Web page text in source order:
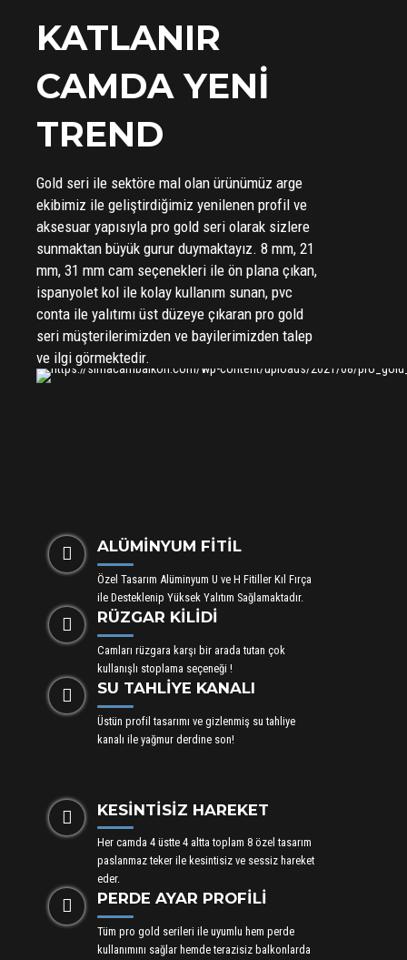
KATLANIR
CAMDA YENİ
TREND
Gold seri ile sektöre mal olan ürünümüz arge
ekibimiz ile geliştirdiğimiz yenilenen profil ve
aksesuar yapısıyla pro gold seri olarak sizlere
sunmaktan büyük gurur duymaktayız. 8 mm, 21
mm, 31 mm cam seçenekleri ile ön plana çıkan,
ispanyolet kol ile kolay kullanım sunan, pvc
conta ile yalıtımı üst düzeye çıkaran pro gold
seri müşterilerimizden ve bayilerimizden talep
ve ilgi görmektedir.
ALÜMİNYUM FİTİL
Özel Tasarım Alüminyum U ve H Fitiller Kıl Fırça
ile Desteklenip Yüksek Yalıtım Sağlamaktadır.
RÜZGAR KİLİDİ
Camları rüzgara karşı bir arada tutan çok
kullanışlı stoplama seçeneği !
SU TAHLİYE KANALI
Üstün profil tasarımı ve gizlenmiş su tahliye
kanalı ile yağmur derdine son!
KESİNTİSİZ HAREKET
Her camda 4 üstte 4 altta toplam 8 özel tasarım
paslanmaz teker ile kesintisiz ve sessiz hareket
eder.
PERDE AYAR PROFİLİ
Tüm pro gold serileri ile uyumlu hem perde
kullanımını sağlar hemde terazisiz balkonlarda